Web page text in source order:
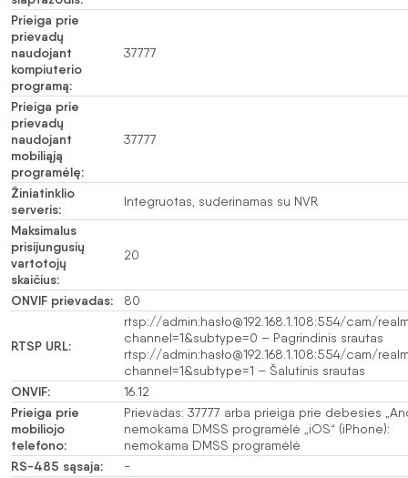
Prieiga prie
prievadų
naudojant
kompiuterio
programą:
37777
Prieiga prie
prievadų
naudojant
mobiliąją
programėlę:
37777
Žiniatinklio
serveris:
Integruotas, suderinamas su NVR
Maksimalus
prisijungusių
vartotojų
skaičius:
20
ONVIF prievadas: 80
RTSP URL:
rtsp://admin:hasło@192.168.1.108:554/cam/
channel=1&subtype=0 – Pagrindinis srautas
rtsp://admin:hasło@192.168.1.108:554/cam/
channel=1&subtype=1 – Šalutinis srautas
ONVIF: 16.12
Prieiga prie
mobiliojo
telefono:
Prievadas: 37777 arba prieiga prie debesies
nemokama DMSS programėlė „iOS“ (iPhone):
nemokama DMSS programėlė
RS-485 sąsaja: -